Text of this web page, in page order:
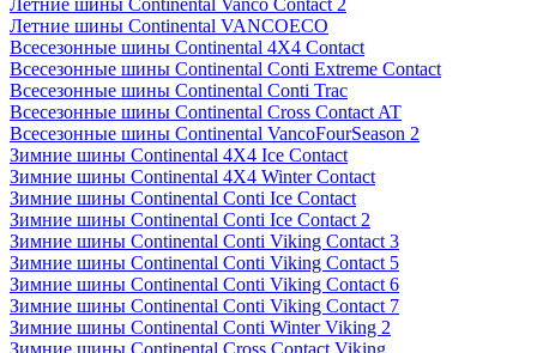
Летние шины Continental Vanco Contact 2
Летние шины Continental VANCOECO
Всесезонные шины Continental 4X4 Contact
Всесезонные шины Continental Conti Extreme Contact
Всесезонные шины Continental Conti Trac
Всесезонные шины Continental Cross Contact AT
Всесезонные шины Continental VancoFourSeason 2
Зимние шины Continental 4X4 Ice Contact
Зимние шины Continental 4X4 Winter Contact
Зимние шины Continental Conti Ice Contact
Зимние шины Continental Conti Ice Contact 2
Зимние шины Continental Conti Viking Contact 3
Зимние шины Continental Conti Viking Contact 5
Зимние шины Continental Conti Viking Contact 6
Зимние шины Continental Conti Viking Contact 7
Зимние шины Continental Conti Winter Viking 2
Зимние шины Continental Cross Contact Viking